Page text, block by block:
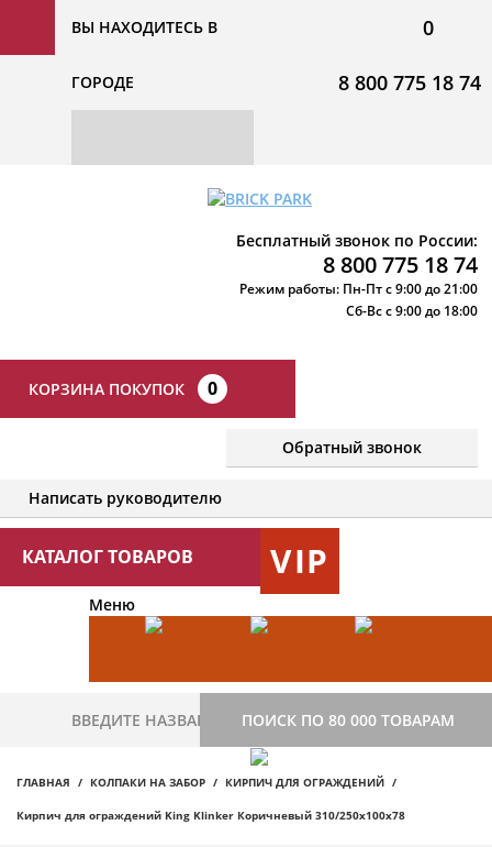
ВЫ НАХОДИТЕСЬ В
ГОРОДЕ
0
8 800 775 18 74
Бесплатный звонок по России:
8 800 775 18 74
Режим работы: Пн-Пт с 9:00 до 21:00
Сб-Вс с 9:00 до 18:00
КОРЗИНА ПОКУПОК 0
Обратный звонок
Написать руководителю
КАТАЛОГ ТОВАРОВ VIP
Меню
ПОИСК ПО 80 000 ТОВАРАМ
ГЛАВНАЯ КОЛПАКИ НА ЗАБОР КИРПИЧ ДЛЯ ОГРАЖДЕНИЙ
Кирпич для ограждений King Klinker Коричневый 310/250x100x78